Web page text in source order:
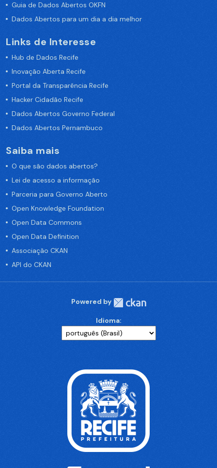
Guia de Dados Abertos OKFN
Dados Abertos para um dia a dia melhor
Links de Interesse
Hub de Dados Recife
Inovação Aberta Recife
Portal da Transparência Recife
Hacker Cidadão Recife
Dados Abertos Governo Federal
Dados Abertos Pernambuco
Saiba mais
O que são dados abertos?
Lei de acesso a informação
Parceria para Governo Aberto
Open Knowledge Foundation
Open Data Commons
Open Data Definition
Associação CKAN
API do CKAN
Powered by
Idioma